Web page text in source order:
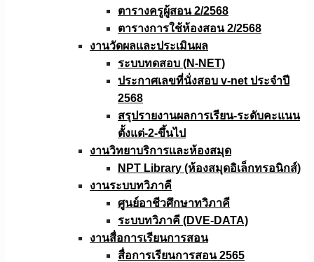
ตารางครูผู้สอน 2/2568
ตารางการใช้ห้องสอน 2/2568
งานวัดผลเเละประเมินผล
ระบบทดสอบ (N-NET)
ประกาศเลขที่นั่งสอบ v-net ประจำปี
2568
สรุปรายงานผลการเรียน-ระดับคะแนน
ตั้งแต่-2-ขึ้นไป
งานวิทยาบริการเเละห้องสมุด
NPT Library (ห้องสมุดอิเล็กทรอนิกส์)
งานระบบทวิภาคี
ศูนย์อาชีวศึกษาทวิภาคี
ระบบทวิภาคี (DVE-DATA)
งานสื่อการเรียนการสอน
สื่อการเรียนการสอน 2565